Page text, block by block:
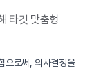
타깃 맞춤형
으로써, 의사결정을